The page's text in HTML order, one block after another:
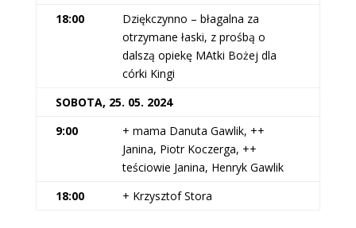
18:00
Dziękczynno – błagalna za
otrzymane łaski, z prośbą o
dalszą opiekę MAtki Bożej dla
córki Kingi
SOBOTA, 25. 05. 2024
9:00
+ mama Danuta Gawlik, ++
Janina, Piotr Koczerga, ++
teściowie Janina, Henryk Gawlik
18:00
+ Krzysztof Stora